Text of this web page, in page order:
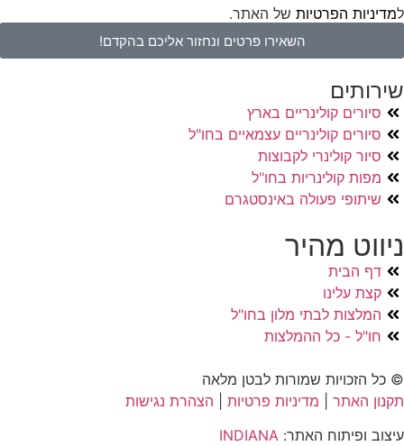
למדיניות הפרטיות של האתר.
השאירו פרטים ונחזור אליכם בהקדם!
שירותים
סיורים קולינריים בארץ
סיורים קולינריים עצמאיים בחו"ל
סיור קולינרי לקבוצות
מפות קולינריות בחו"ל
שיתופי פעולה באינסטגרם
ניווט מהיר
דף הבית
קצת עלינו
המלצות לבתי מלון בחו"ל
חו"ל - כל ההמלצות
© כל הזכויות שמורות לבטן מלאה
תקנון האתר
מדיניות פרטיות
הצהרת נגישות
עיצוב ופיתוח האתר: INDIANA